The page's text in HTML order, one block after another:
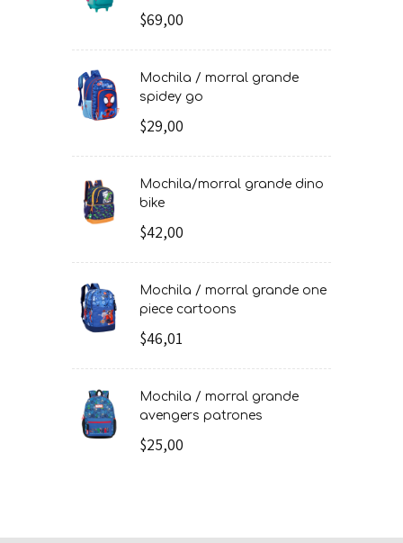
$69,00
mochila / morral grande
spidey go
$29,00
mochila/morral grande dino
bike
$42,00
mochila / morral grande one
piece cartoons
$46,01
mochila / morral grande
avengers patrones
$25,00